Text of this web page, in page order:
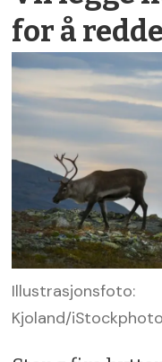
for å
Illustrasjonsfoto:
Kjoland/iStockphoto